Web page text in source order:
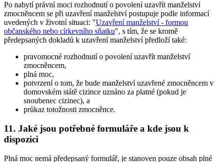
Po nabytí právní moci rozhodnutí o povolení uzavřít manželství
zmocněncem se při uzavření manželství postupuje podle informací
uvedených v životní situaci: "Uzavření manželství - formou
občanského nebo církevního sňatku", s tím, že se kromě
předepsaných dokladů k uzavření manželství předloží také:
pravomocné rozhodnutí o povolení uzavřít manželství
zmocněncem,
plná moc,
potvrzení o tom, že bude manželství uzavřené zmocněncem v
domovském státě cizince uznáno za platné (pokud je
snoubenec cizinec), a
průkaz totožnosti zmocněnce.
11. Jaké jsou potřebné formuláře a kde jsou k
dispozici
Plná moc nemá předepsaný formulář, je stanoven pouze obsah plné